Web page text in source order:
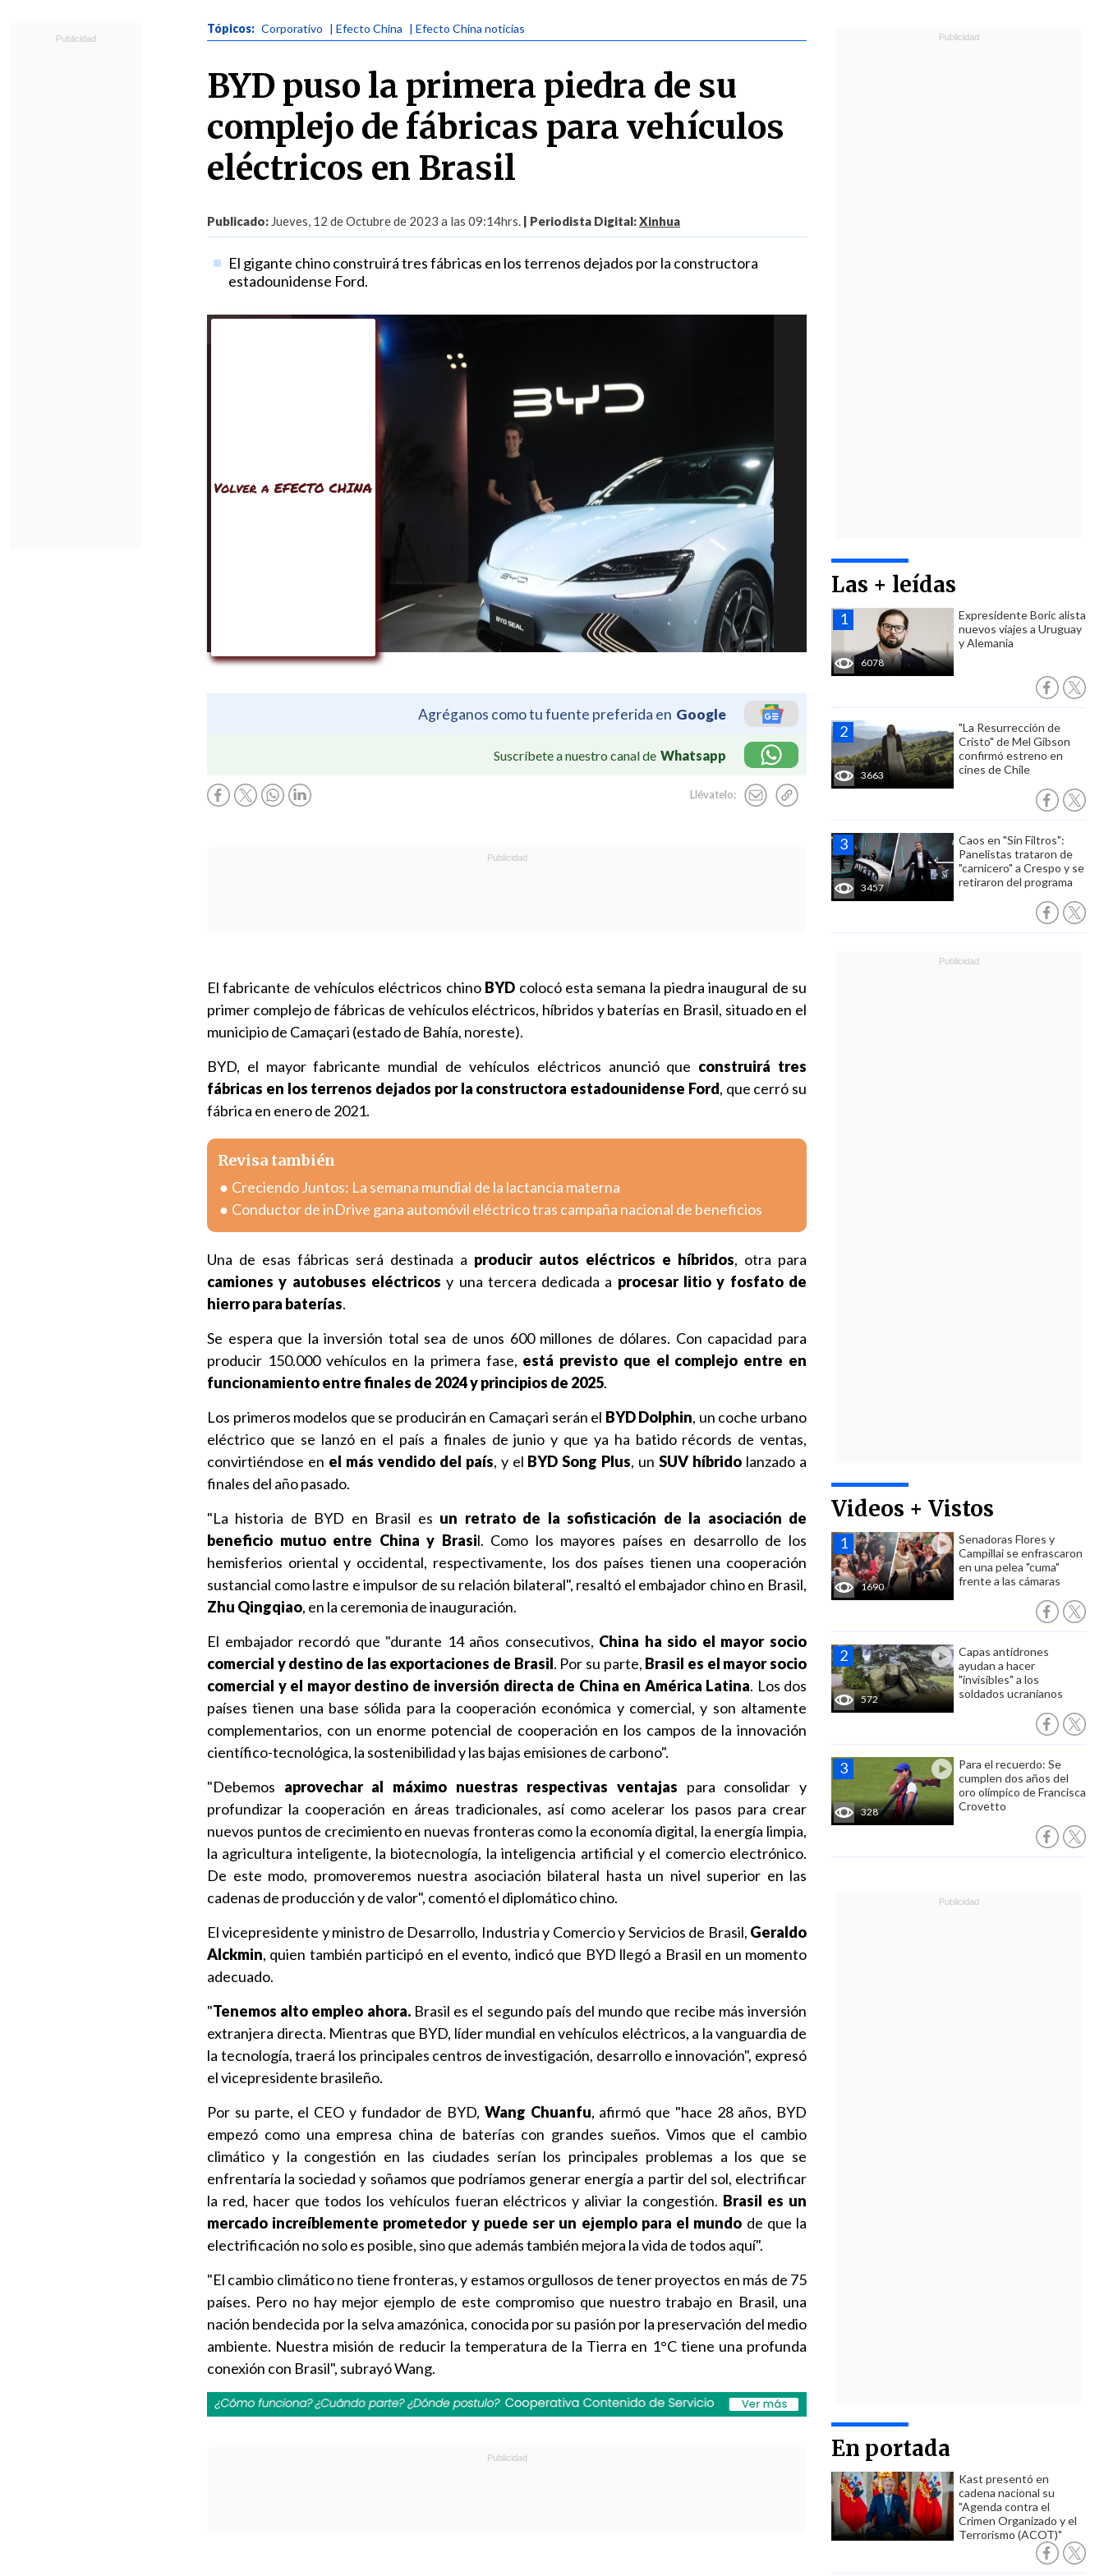
Tópicos: Corporativo | Efecto China | Efecto China noticias
BYD puso la primera piedra de su
complejo de fábricas para vehículos
eléctricos en Brasil
Publicado: Jueves, 12 de Octubre de 2023 a las 09:14hrs. | Periodista Digital:Xinhua
El gigante chino construirá tres fábricas en los terrenos dejados por la constructora
estadounidense Ford.
Agréganos como tu fuente preferida en Google
Suscríbete a nuestro canal de Whatsapp
Llévatelo:
Las + leídas
6078
Expresidente Boric alista
nuevos viajes a Uruguay
y Alemania
3663
"La Resurrección de
Cristo" de Mel Gibson
confirmó estreno en
cines de Chile
3457
Caos en "Sin Filtros":
Panelistas trataron de
"carnicero" a Crespo y se
retiraron del programa
Videos + Vistos
1690
Senadoras Flores y
Campillai se enfrascaron
en una pelea "cuma"
frente a las cámaras
572
Capas antidrones
ayudan a hacer
"invisibles" a los
soldados ucranianos
328
Para el recuerdo: Se
cumplen dos años del
oro olímpico de Francisca
Crovetto
En portada
Kast presentó en
cadena nacional su
"Agenda contra el
Crimen Organizado y el
Terrorismo (ACOT)"
El fabricante de vehículos eléctricos chino BYD colocó esta semana la piedra inaugural de su
primer complejo de fábricas de vehículos eléctricos, híbridos y baterías en Brasil, situado en el
municipio de Camaçari (estado de Bahía, noreste).
BYD, el mayor fabricante mundial de vehículos eléctricos anunció que construirá tres
fábricas en los terrenos dejados por la constructora estadounidense Ford, que cerró su
fábrica en enero de 2021.
Revisa también
Creciendo Juntos: La semana mundial de la lactancia materna
Conductor de inDrive gana automóvil eléctrico tras campaña nacional de beneficios
Una de esas fábricas será destinada a producir autos eléctricos e híbridos, otra para
camiones y autobuses eléctricos y una tercera dedicada a procesar litio y fosfato de
hierro para baterías.
Se espera que la inversión total sea de unos 600 millones de dólares. Con capacidad para
producir 150.000 vehículos en la primera fase, está previsto que el complejo entre en
funcionamiento entre finales de 2024 y principios de 2025.
Los primeros modelos que se producirán en Camaçari serán el BYD Dolphin, un coche urbano
eléctrico que se lanzó en el país a finales de junio y que ya ha batido récords de ventas,
convirtiéndose en el más vendido del país, y el BYD Song Plus, unSUV híbrido lanzado a
finales del año pasado.
"La historia de BYD en Brasil es un retrato de la sofisticación de la asociación de
beneficio mutuo entre China y Brasil. Como los mayores países en desarrollo de los
hemisferios oriental y occidental, respectivamente, los dos países tienen una cooperación
sustancial como lastre e impulsor de su relación bilateral", resaltó el embajador chino en Brasil,
Zhu Qingqiao, en la ceremonia de inauguración.
El embajador recordó que "durante 14 años consecutivos, China ha sido el mayor socio
comercial y destino de las exportaciones de Brasil. Por su parte, Brasil es el mayor socio
comercial y el mayor destino de inversión directa de China en América Latina. Los dos
países tienen una base sólida para la cooperación económica y comercial, y son altamente
complementarios, con un enorme potencial de cooperación en los campos de la innovación
científico-tecnológica, la sostenibilidad y las bajas emisiones de carbono".
"Debemos aprovechar al máximo nuestras respectivas ventajas para consolidar y
profundizar la cooperación en áreas tradicionales, así como acelerar los pasos para crear
nuevos puntos de crecimiento en nuevas fronteras como la economía digital, la energía limpia,
la agricultura inteligente, la biotecnología, la inteligencia artificial y el comercio electrónico.
De este modo, promoveremos nuestra asociación bilateral hasta un nivel superior en las
cadenas de producción y de valor", comentó el diplomático chino.
El vicepresidente y ministro de Desarrollo, Industria y Comercio y Servicios de Brasil, Geraldo
Alckmin, quien también participó en el evento, indicó que BYD llegó a Brasil en un momento
adecuado.
"Tenemos alto empleo ahora.Brasil es el segundo país del mundo que recibe más inversión
extranjera directa. Mientras que BYD, líder mundial en vehículos eléctricos, a la vanguardia de
la tecnología, traerá los principales centros de investigación, desarrollo e innovación", expresó
el vicepresidente brasileño.
Por su parte, el CEO y fundador de BYD, Wang Chuanfu, afirmó que "hace 28 años, BYD
empezó como una empresa china de baterías con grandes sueños. Vimos que el cambio
climático y la congestión en las ciudades serían los principales problemas a los que se
enfrentaría la sociedad y soñamos que podríamos generar energía a partir del sol, electrificar
la red, hacer que todos los vehículos fueran eléctricos y aliviar la congestión. Brasil es un
mercado increíblemente prometedor y puede ser un ejemplo para el mundo de que la
electrificación no solo es posible, sino que además también mejora la vida de todos aquí".
"El cambio climático no tiene fronteras, y estamos orgullosos de tener proyectos en más de 75
países. Pero no hay mejor ejemplo de este compromiso que nuestro trabajo en Brasil, una
nación bendecida por la selva amazónica, conocida por su pasión por la preservación del medio
ambiente. Nuestra misión de reducir la temperatura de la Tierra en 1°C tiene una profunda
conexión con Brasil", subrayó Wang.